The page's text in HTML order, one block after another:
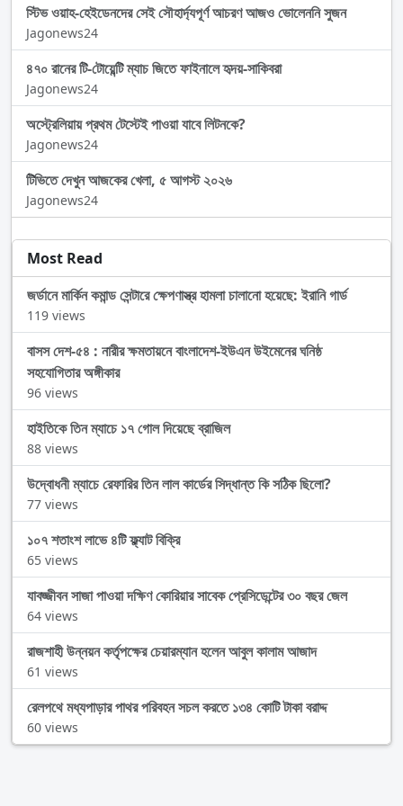
স্টিভ ওয়াহ-হেইডেনদের সেই সৌহার্দ্যপূর্ণ আচরণ আজও ভোলেননি সুজন
Jagonews24
৪৭০ রানের টি-টোয়েন্টি ম্যাচ জিতে ফাইনালে হৃদয়-সাকিবরা
Jagonews24
অস্ট্রেলিয়ায় প্রথম টেস্টেই পাওয়া যাবে লিটনকে?
Jagonews24
টিভিতে দেখুন আজকের খেলা, ৫ আগস্ট ২০২৬
Jagonews24
Most Read
জর্ডানে মার্কিন কমান্ড সেন্টারে ক্ষেপণাস্ত্র হামলা চালানো হয়েছে: ইরানি গার্ড
119 views
বাসস দেশ-৫৪ : নারীর ক্ষমতায়নে বাংলাদেশ-ইউএন উইমেনের ঘনিষ্ঠ
সহযোগিতার অঙ্গীকার
96 views
হাইতিকে তিন ম্যাচে ১৭ গোল দিয়েছে ব্রাজিল
88 views
উদ্বোধনী ম্যাচে রেফারির তিন লাল কার্ডের সিদ্ধান্ত কি সঠিক ছিলো?
77 views
১০৭ শতাংশ লাভে ৪টি ফ্ল্যাট বিক্রি
65 views
যাবজ্জীবন সাজা পাওয়া দক্ষিণ কোরিয়ার সাবেক প্রেসিডেন্টের ৩০ বছর জেল
64 views
রাজশাহী উন্নয়ন কর্তৃপক্ষের চেয়ারম্যান হলেন আবুল কালাম আজাদ
61 views
রেলপথে মধ্যপাড়ার পাথর পরিবহন সচল করতে ১৩৪ কোটি টাকা বরাদ্দ
60 views